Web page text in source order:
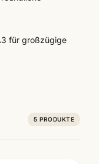
für großzügige
5 PRODUKTE